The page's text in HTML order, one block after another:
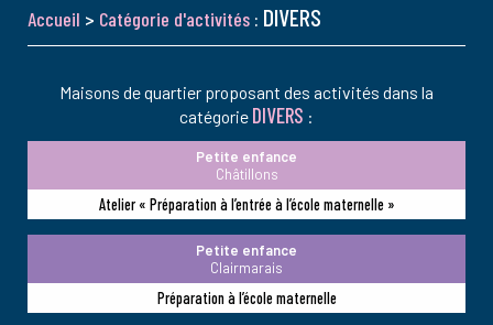
Accueil > Catégorie d'activités : DIVERS
Maisons de quartier proposant des activités dans la
catégorie DIVERS :
Petite enfance
Châtillons
Atelier « Préparation à l’entrée à l’école maternelle »
Petite enfance
Clairmarais
Préparation à l’école maternelle